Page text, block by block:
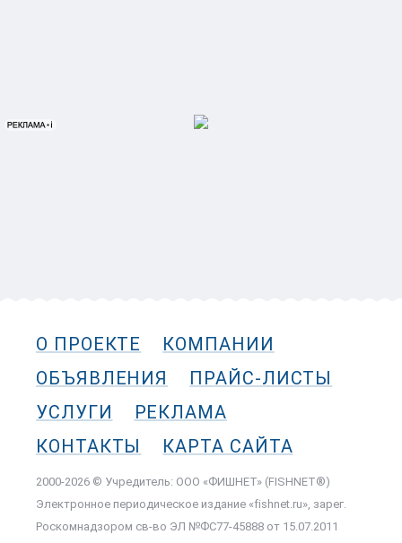
О ПРОЕКТЕ
КОМПАНИИ
ОБЪЯВЛЕНИЯ
ПРАЙС-ЛИСТЫ
УСЛУГИ
РЕКЛАМА
КОНТАКТЫ
КАРТА САЙТА
2000-2026 © Учредитель: ООО «ФИШНЕТ» (FISHNET®)
Электронное периодическое издание «fishnet.ru», зарег.
Роскомнадзором cв-во ЭЛ №ФС77-45888 от 15.07.2011